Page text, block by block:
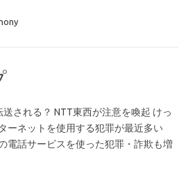
される？ NTT東西が注意を喚起 けっ
ーネットを使用する犯罪が最近多い
電話サービスを使った犯罪・詐欺も増